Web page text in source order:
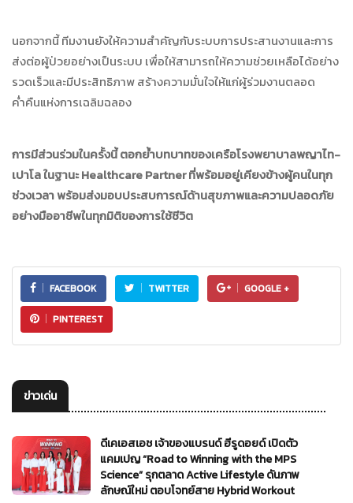
นอกจากนี้ ทีมงานยังให้ความสำคัญกับระบบการประสานงานและการ
ส่งต่อผู้ป่วยอย่างเป็นระบบ เพื่อให้สามารถให้ความช่วยเหลือได้อย่าง
รวดเร็วและมีประสิทธิภาพ สร้างความมั่นใจให้แก่ผู้ร่วมงานตลอด
ค่ำคืนแห่งการเฉลิมฉลอง
การมีส่วนร่วมในครั้งนี้ ตอกย้ำบทบาทของเครือโรงพยาบาลพญาไท-
เปาโล ในฐานะ Healthcare Partner ที่พร้อมอยู่เคียงข้างผู้คนในทุก
ช่วงเวลา พร้อมส่งมอบประสบการณ์ด้านสุขภาพและความปลอดภัย
อย่างมืออาชีพในทุกมิติของการใช้ชีวิต
FACEBOOK TWITTER GOOGLE +
PINTEREST
ข่าวเด่น
ดีเคเอสเอช เจ้าของแบรนด์ ฮีรูดอยด์ เปิดตัว
แคมเปญ “Road to Winning with the MPS
Science” รุกตลาด Active Lifestyle ดันภาพ
ลักษณ์ใหม่ ตอบโจทย์สาย Hybrid Workout